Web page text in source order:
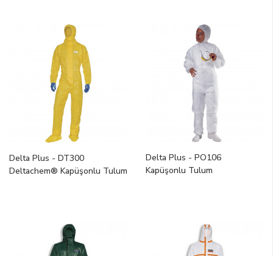
Delta Plus - DT300
Deltachem® Kapüşonlu Tulum
Delta Plus - PO106
Kapüşonlu Tulum